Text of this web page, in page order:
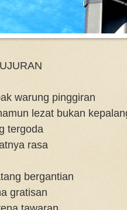
warung pinggiran
lezat bukan
tergoda
rasa
bergantian
gratisan